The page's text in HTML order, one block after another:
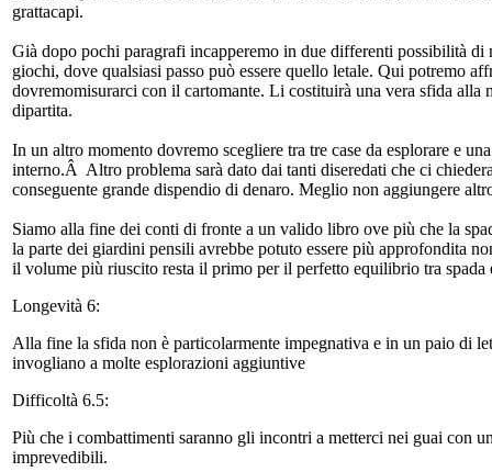
grattacapi.
Già dopo pochi paragrafi incapperemo in due differenti possibilità
giochi, dove qualsiasi passo può essere quello letale. Qui potremo
dovremomisurarci con il cartomante. Li costituirà una vera sfida alla
dipartita.
In un altro momento dovremo scegliere tra tre case da esplorare e
interno.Â Altro problema sarà dato dai tanti diseredati che ci
conseguente grande dispendio di denaro. Meglio non aggiungere
Siamo alla fine dei conti di fronte a un valido libro ove più che la
la parte dei giardini pensili avrebbe potuto essere più approfondita
il volume più riuscito resta il primo per il perfetto equilibrio tra
Longevità 6:
Alla fine la sfida non è particolarmente impegnativa e in un paio di
invogliano a molte esplorazioni aggiuntive
Difficoltà 6.5:
Più che i combattimenti saranno gli incontri a metterci nei guai con
imprevedibili.